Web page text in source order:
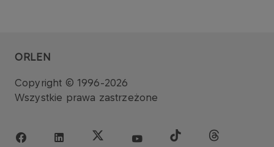
ORLEN
Copyright © 1996-2026
Wszystkie prawa zastrzeżone